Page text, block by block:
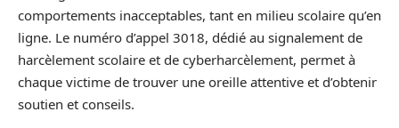
comportements inacceptables, tant en milieu scolaire qu’en
ligne. Le numéro d’appel 3018, dédié au signalement de
harcèlement scolaire et de cyberharcèlement, permet à
chaque victime de trouver une oreille attentive et d’obtenir
soutien et conseils.